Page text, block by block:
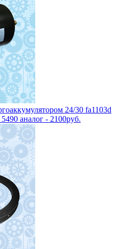
24/30 fa1103d
аналог - 2100руб.